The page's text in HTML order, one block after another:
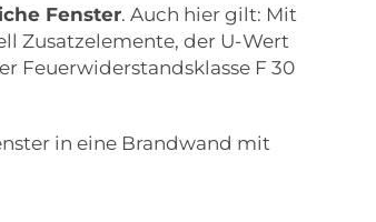
Fenster. Auch hier gilt: Mit
Zusatzelemente, der U-Wert
Feuerwiderstandsklasse F 30
in eine Brandwand mit